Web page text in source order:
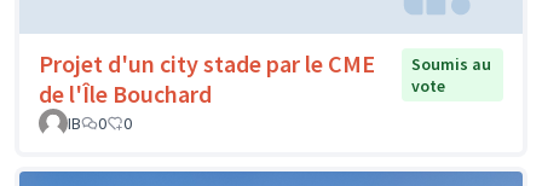
Projet d'un city stade par le CME
de l'Île Bouchard
Soumis au
vote
IB
0 0